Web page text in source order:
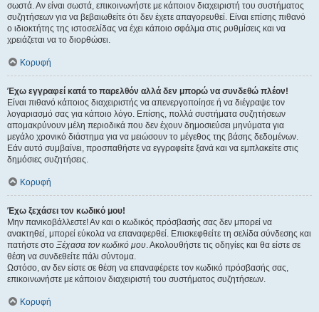
σωστά. Αν είναι σωστά, επικοινωνήστε με κάποιον διαχειριστή του συστήματος
συζητήσεων για να βεβαιωθείτε ότι δεν έχετε απαγορευθεί. Είναι επίσης πιθανό
ο ιδιοκτήτης της ιστοσελίδας να έχει κάποιο σφάλμα στις ρυθμίσεις και να
χρειάζεται να το διορθώσει.
Κορυφή
Έχω εγγραφεί κατά το παρελθόν αλλά δεν μπορώ να συνδεθώ πλέον!
Είναι πιθανό κάποιος διαχειριστής να απενεργοποίησε ή να διέγραψε τον
λογαριασμό σας για κάποιο λόγο. Επίσης, πολλά συστήματα συζητήσεων
απομακρύνουν μέλη περιοδικά που δεν έχουν δημοσιεύσει μηνύματα για
μεγάλο χρονικό διάστημα για να μειώσουν το μέγεθος της βάσης δεδομένων.
Εάν αυτό συμβαίνει, προσπαθήστε να εγγραφείτε ξανά και να εμπλακείτε στις
δημόσιες συζητήσεις.
Κορυφή
Έχω ξεχάσει τον κωδικό μου!
Μην πανικοβάλλεστε! Αν και ο κωδικός πρόσβασής σας δεν μπορεί να
ανακτηθεί, μπορεί εύκολα να επαναφερθεί. Επισκεφθείτε τη σελίδα σύνδεσης και
πατήστε στο Ξέχασα τον κωδικό μου. Ακολουθήστε τις οδηγίες και θα είστε σε
θέση να συνδεθείτε πάλι σύντομα.
Ωστόσο, αν δεν είστε σε θέση να επαναφέρετε τον κωδικό πρόσβασής σας,
επικοινωνήστε με κάποιον διαχειριστή του συστήματος συζητήσεων.
Κορυφή